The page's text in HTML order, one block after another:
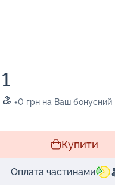
1
+0 грн на Ваш бонусний
Купити
Оплата частинами